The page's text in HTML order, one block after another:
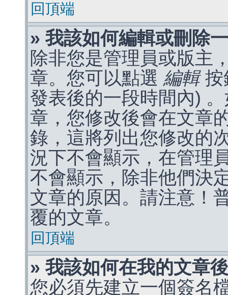
回頂端
» 我該如何編輯或刪除
除非您是管理員或版主
章。您可以點選 編輯按
發表後的一段時間內)
章，您修改後會在文章
錄，這將列出您修改的
況下不會顯示，在管理
不會顯示，除非他們決
文章的原因。請注意！
覆的文章。
回頂端
» 我該如何在我的文章
您必須先建立一個簽名